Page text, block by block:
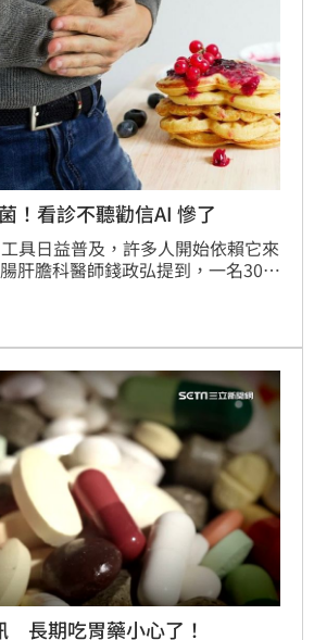
！看診不聽勸信AI 慘了
具日益普及，許多人開始依賴它來
肝膽科醫師錢政弘提到，一名30多
服用胃藥，導致治療失敗，建議吃
長期吃胃藥小心了！